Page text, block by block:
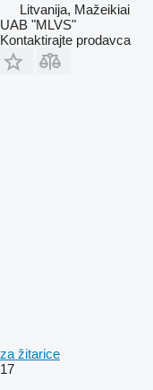
Litvanija, Mažeikiai
UAB "MLVS"
Kontaktirajte prodavca
za žitarice
17